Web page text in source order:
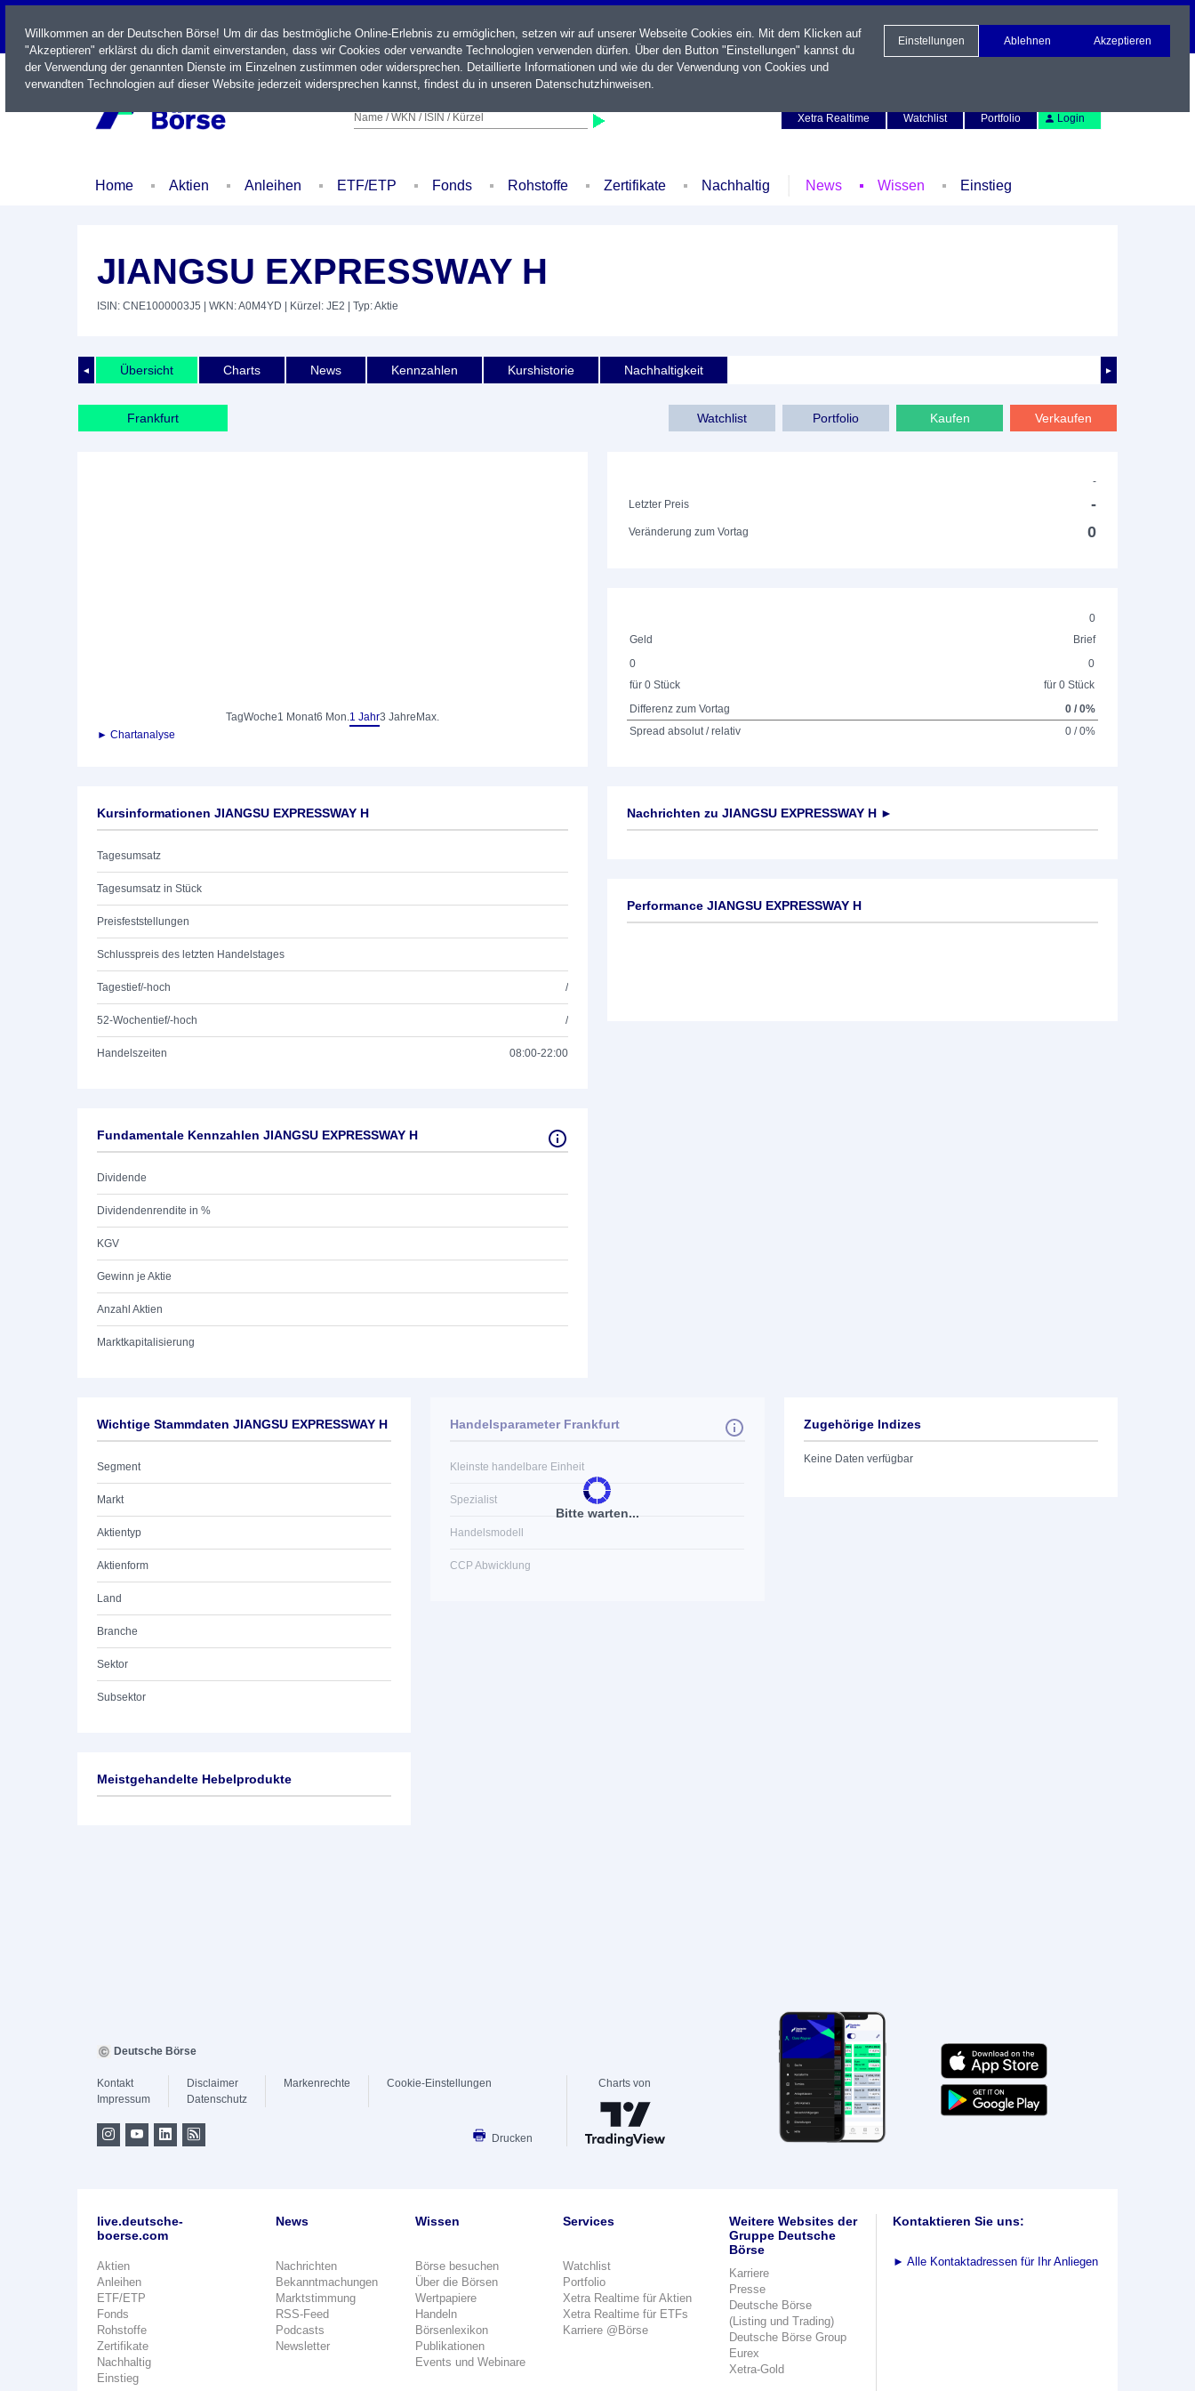
LIVE
Name / WKN / ISIN / Kürzel
Xetra Realtime
Watchlist Portfolio Login
Home Aktien Anleihen ETF/ETP Fonds Rohstoffe Zertifikate Nachhaltig News Wissen Einstieg
JIANGSU EXPRESSWAY H
ISIN: CNE1000003J5 | WKN: A0M4YD | Kürzel: JE2 | Typ: Aktie
◄ ►
Übersicht Charts News Kennzahlen Kurshistorie Nachhaltigkeit
Frankfurt Watchlist Portfolio Kaufen Verkaufen
TagWoche1 Monat6 Mon.1 Jahr3 Jahre Max.
► Chartanalyse
-
Letzter Preis
-
Veränderung zum Vortag 0
0
Geld
Brief
0
für 0 Stück
0
für 0 Stück
Differenz zum Vortag
0 / 0%
Spread absolut / relativ
0 / 0%
Kursinformationen JIANGSU EXPRESSWAY H
Tagesumsatz
Tagesumsatz in Stück
Preisfeststellungen
Schlusspreis des letzten Handelstages
Tagestief/-hoch /
52-Wochentief/-hoch /
Handelszeiten 08:00-22:00
Fundamentale Kennzahlen JIANGSU EXPRESSWAY H
Dividende
Dividendenrendite in %
KGV
Gewinn je Aktie
Anzahl Aktien
Marktkapitalisierung
Nachrichten zu JIANGSU EXPRESSWAY H ►
Performance JIANGSU EXPRESSWAY H
Wichtige Stammdaten JIANGSU EXPRESSWAY H
Segment
Markt
Aktientyp
Aktienform
Land
Branche
Sektor
Subsektor
Bitte warten...
Handelsparameter Frankfurt
Kleinste handelbare Einheit
Spezialist
Handelsmodell
CCP Abwicklung
Zugehörige Indizes
Keine Daten verfügbar
Meistgehandelte Hebelprodukte
Willkommen an der Deutschen Börse! Um dir das bestmögliche Online-Erlebnis zu ermöglichen, setzen wir auf unserer Webseite Cookies ein. Mit dem Klicken auf
"Akzeptieren" erklärst du dich damit einverstanden, dass wir Cookies oder verwandte Technologien verwenden dürfen. Über den Button "Einstellungen" kannst du
der Verwendung der genannten Dienste im Einzelnen zustimmen oder widersprechen. Detaillierte Informationen und wie du der Verwendung von Cookies und
verwandten Technologien auf dieser Website jederzeit widersprechen kannst, findest du in unseren Datenschutzhinweisen.
Einstellungen Ablehnen Akzeptieren
Deutsche Börse
Kontakt
Impressum
Disclaimer
Datenschutz
Markenrechte Cookie-Einstellungen
Drucken
Charts von
live.deutsche-
boerse.com
Aktien
Anleihen
ETF/ETP
Fonds
Rohstoffe
Zertifikate
Nachhaltig
Einstieg
News
Nachrichten
Bekanntmachungen
Marktstimmung
RSS-Feed
Podcasts
Newsletter
Wissen
Börse besuchen
Über die Börsen
Wertpapiere
Handeln
Börsenlexikon
Publikationen
Events und Webinare
Services
Watchlist
Portfolio
Xetra Realtime für Aktien
Xetra Realtime für ETFs
Karriere @Börse
Weitere Websites der
Gruppe Deutsche
Börse
Karriere
Presse
Deutsche Börse
(Listing und Trading)
Deutsche Börse Group
Eurex
Xetra-Gold
Kontaktieren Sie uns:
► Alle Kontaktadressen für Ihr Anliegen